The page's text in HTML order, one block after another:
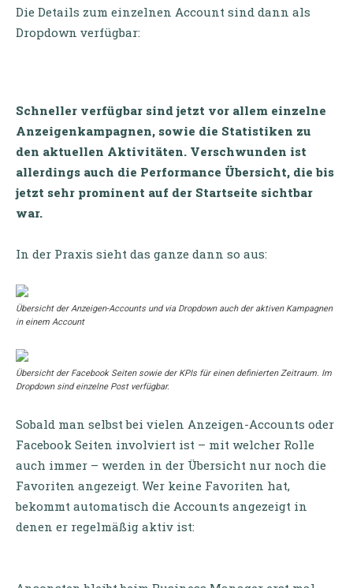
Die Details zum einzelnen Account sind dann als
Dropdown verfügbar:
Schneller verfügbar sind jetzt vor allem einzelne
Anzeigenkampagnen, sowie die Statistiken zu
den aktuellen Aktivitäten. Verschwunden ist
allerdings auch die Performance Übersicht, die bis
jetzt sehr prominent auf der Startseite sichtbar
war.
In der Praxis sieht das ganze dann so aus:
Übersicht der Anzeigen-Accounts und via Dropdown auch der aktiven Kampagnen
in einem Account
Übersicht der Facebook Seiten sowie der KPIs für einen definierten Zeitraum. Im
Dropdown sind einzelne Post verfügbar.
Sobald man selbst bei vielen Anzeigen-Accounts oder
Facebook Seiten involviert ist – mit welcher Rolle
auch immer – werden in der Übersicht nur noch die
Favoriten angezeigt. Wer keine Favoriten hat,
bekommt automatisch die Accounts angezeigt in
denen er regelmäßig aktiv ist: